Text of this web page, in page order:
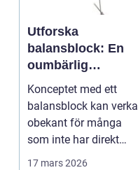
Utforska
balansblock: En
oumbärlig
komponent i
industrin
Konceptet med ett
balansblock kan verka
obekant för många
som inte har direkt
erfarenhet ...
17 mars 2026